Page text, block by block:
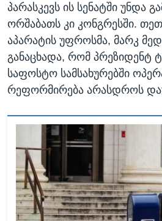
პარასკევს ის სენატში უნდა
ორშაბათს კი კონგრესში.
აპარატის უფროსმა, მარკ
განაცხადა, რომ პრეზიდენტ
საფოსტო სამსახურებში
რეფორმირება არასდროს